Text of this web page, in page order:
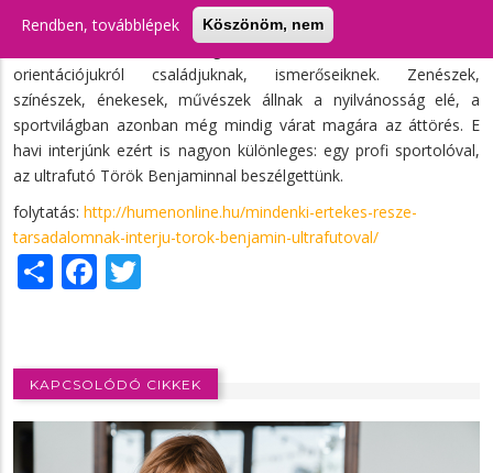
Rendben, továbblépek Köszönöm, nem
Napjainkban egyre többen és egyre fiatalabban érzik
természetesnek a coming outot, és beszélnek szexuális
orientációjukról családjuknak, ismerőseiknek. Zenészek,
színészek, énekesek, művészek állnak a nyilvánosság elé, a
sportvilágban azonban még mindig várat magára az áttörés. E
havi interjúnk ezért is nagyon különleges: egy profi sportolóval,
az ultrafutó Török Benjaminnal beszélgettünk.
folytatás: http://humenonline.hu/mindenki-ertekes-resze-
tarsadalomnak-interju-torok-benjamin-ultrafutoval/
ShareFacebook
KAPCSOLÓDÓ CIKKEK